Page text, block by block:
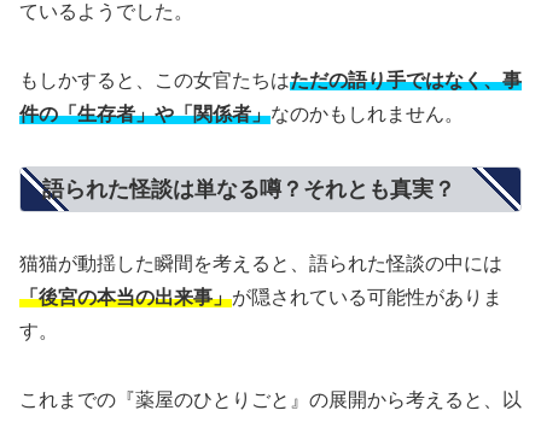
ているようでした。
もしかすると、この女官たちはただの語り手ではなく、事
件の「生存者」や「関係者」なのかもしれません。
語られた怪談は単なる噂？それとも真実？
猫猫が動揺した瞬間を考えると、語られた怪談の中には
「後宮の本当の出来事」が隠されている可能性がありま
す。
これまでの『薬屋のひとりごと』の展開から考えると、以